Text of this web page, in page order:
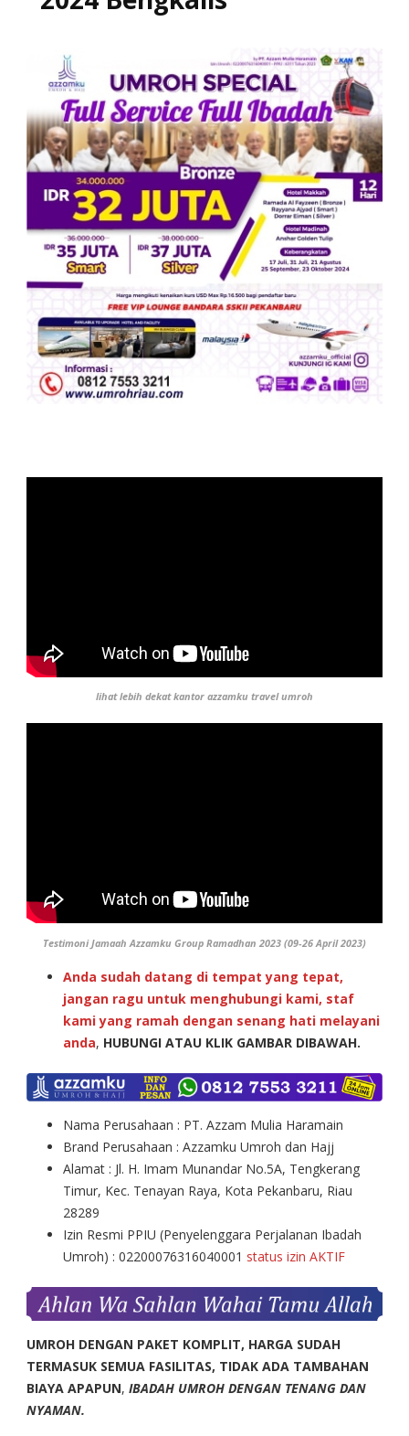
lihat lebih dekat kantor azzamku travel umroh
Testimoni Jamaah Azzamku Group Ramadhan 2023 (09-26 April 2023)
Anda sudah datang di tempat yang tepat,
jangan ragu untuk menghubungi kami, staf
kami yang ramah dengan senang hati melayani
anda, HUBUNGI ATAU KLIK GAMBAR DIBAWAH.
Nama Perusahaan : PT. Azzam Mulia Haramain
Brand Perusahaan : Azzamku Umroh dan Hajj
Alamat : Jl. H. Imam Munandar No.5A, Tengkerang
Timur, Kec. Tenayan Raya, Kota Pekanbaru, Riau
28289
Izin Resmi PPIU (Penyelenggara Perjalanan Ibadah
Umroh) : 02200076316040001 status izin AKTIF
UMROH DENGAN PAKET KOMPLIT, HARGA SUDAH
TERMASUK SEMUA FASILITAS, TIDAK ADA TAMBAHAN
BIAYA APAPUN, IBADAH UMROH DENGAN TENANG DAN
NYAMAN.